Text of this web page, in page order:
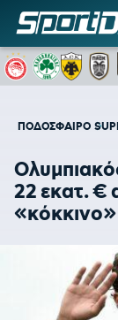
ΠΟΔΟΣΦΑΙΡΟ
22 εκατ. €